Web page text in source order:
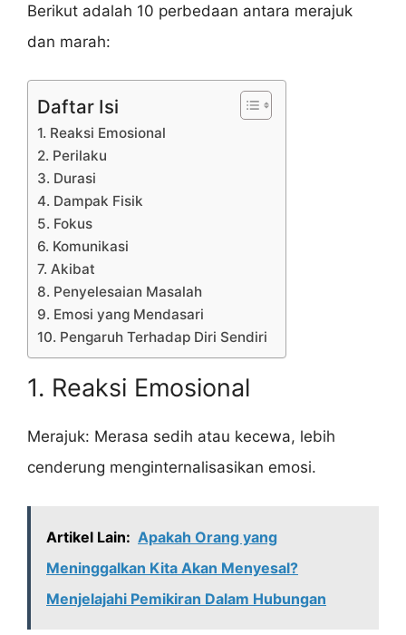
Berikut adalah 10 perbedaan antara merajuk
dan marah:
Daftar Isi
1. Reaksi Emosional
2. Perilaku
3. Durasi
4. Dampak Fisik
5. Fokus
6. Komunikasi
7. Akibat
8. Penyelesaian Masalah
9. Emosi yang Mendasari
10. Pengaruh Terhadap Diri Sendiri
1. Reaksi Emosional
Merajuk: Merasa sedih atau kecewa, lebih
cenderung menginternalisasikan emosi.
Artikel Lain: Apakah Orang yang
Meninggalkan Kita Akan Menyesal?
Menjelajahi Pemikiran Dalam Hubungan